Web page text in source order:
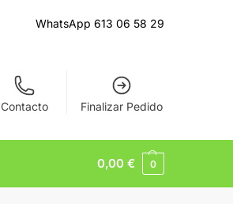
WhatsApp 613 06 58 29
Contacto Finalizar Pedido
0,00€ 0